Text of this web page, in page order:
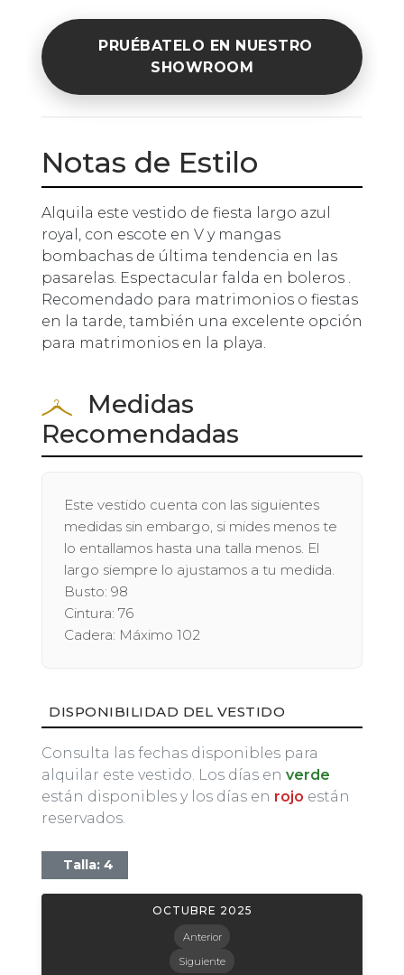
PRUÉBATELO EN NUESTRO
SHOWROOM
Notas de Estilo
Alquila este vestido de fiesta largo azul
royal, con escote en V y mangas
bombachas de última tendencia en las
pasarelas. Espectacular falda en boleros .
Recomendado para matrimonios o fiestas
en la tarde, también una excelente opción
para matrimonios en la playa.
Medidas
Recomendadas
Este vestido cuenta con las siguientes
medidas sin embargo, si mides menos te
lo entallamos hasta una talla menos. El
largo siempre lo ajustamos a tu medida.
Busto: 98
Cintura: 76
Cadera: Máximo 102
DISPONIBILIDAD DEL VESTIDO
Consulta las fechas disponibles para
alquilar este vestido. Los días en verde
están disponibles y los días en rojo están
reservados.
Talla: 4
Anterior
OCTUBRE 2025
Siguiente